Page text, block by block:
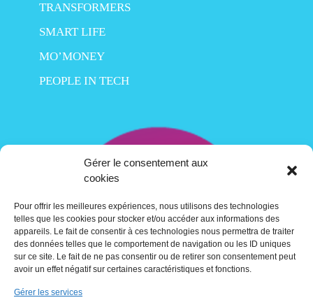
Gérer le consentement aux
cookies
Pour offrir les meilleures expériences, nous utilisons des technologies
telles que les cookies pour stocker et/ou accéder aux informations des
appareils. Le fait de consentir à ces technologies nous permettra de traiter
des données telles que le comportement de navigation ou les ID uniques
sur ce site. Le fait de ne pas consentir ou de retirer son consentement peut
avoir un effet négatif sur certaines caractéristiques et fonctions.
Gérer les services
TRANSFORMERS
SMART LIFE
MO’MONEY
PEOPLE IN TECH